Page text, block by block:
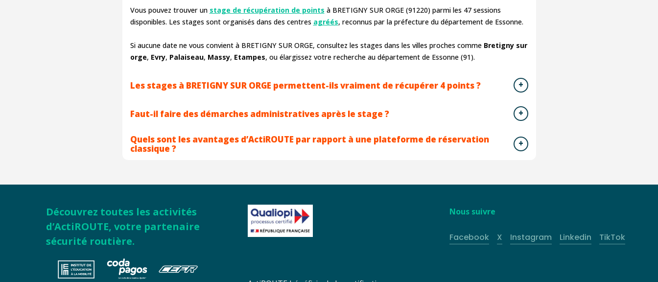
Vous pouvez trouver un stage de récupération de points à BRETIGNY SUR ORGE (91220) parmi les 47sessions
disponibles. Les stages sont organisés dans des centres agréés, reconnus par la préfecture du département de Essonne.
Si aucune date ne vous convient à BRETIGNY SUR ORGE, consultez les stages dans les villes proches comme Bretigny sur
orge, Evry, Palaiseau, Massy, Etampes, ou élargissez votre recherche au département de Essonne (91).
Les stages à BRETIGNY SUR ORGE permettent-ils vraiment de récupérer 4 points ?
Faut-il faire des démarches administratives après le stage ?
Quels sont les avantages d’ActiROUTE par rapport à une plateforme de réservation
classique ?
Découvrez toutes les activités
d’ActiROUTE, votre partenaire
sécurité routière.
Nous suivre
Facebook X Instagram Linkedin TikTok